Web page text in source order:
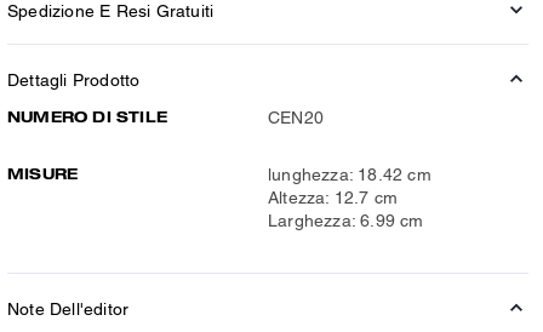
Spedizione E Resi Gratuiti
Dettagli Prodotto
NUMERO DI STILE
CEN20
MISURE
lunghezza: 18.42 cm
Altezza: 12.7 cm
Larghezza: 6.99 cm
Note Dell'editor